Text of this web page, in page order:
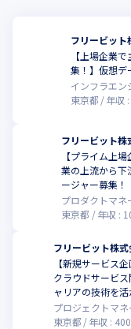
フリービット
【上場企業
集！】仮想デ
インフラエン
東京都
年収 :
フリービット株
【プライム上
業の上流から
ージャー募集！
プロダクトマネ
東京都
年収 :
フリービット株式
【新規サービス
クラウドサービ
ャリアの技術を
プロジェクトマネ
東京都
年収 : 400